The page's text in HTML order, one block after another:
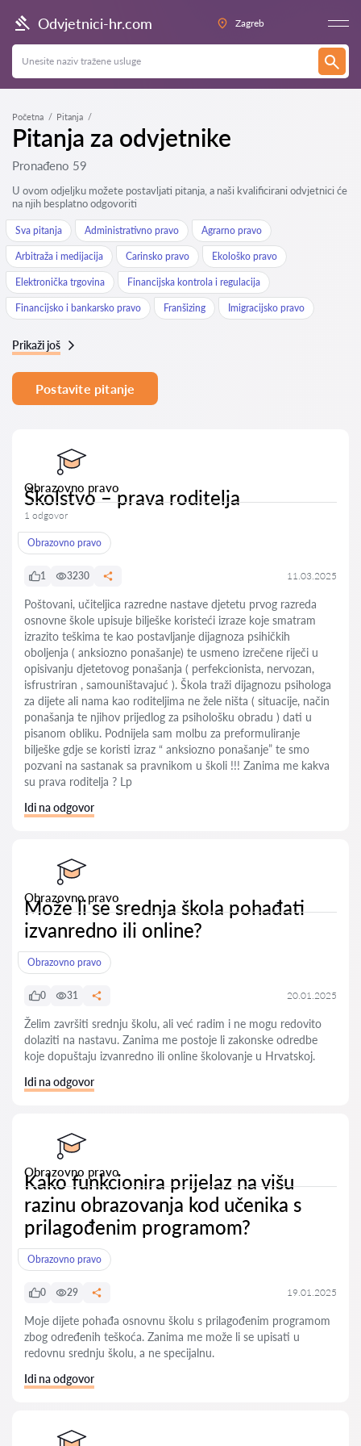
Odvjetnici-hr.com Zagreb
Početna Pitanja
Pitanja za odvjetnike
Pronađeno 59
U ovom odjeljku možete postavljati pitanja, a naši kvalificirani odvjetnici će
na njih besplatno odgovoriti
Sva pitanja Administrativno pravo Agrarno pravo
Arbitraža i medijacija Carinsko pravo Ekološko pravo
Elektronička trgovina Financijska kontrola i regulacija
Financijsko i bankarsko pravo Franšizing Imigracijsko pravo
Prikaži još
Postavite pitanje
Obrazovno pravo
Školstvo – prava roditelja
1 odgovor
Obrazovno pravo
1 3230 11.03.2025
Poštovani, učiteljica razredne nastave djetetu prvog razreda
osnovne škole upisuje bilješke koristeći izraze koje smatram
izrazito teškima te kao postavljanje dijagnoza psihičkih
oboljenja ( anksiozno ponašanje) te usmeno izrečene riječi u
opisivanju djetetovog ponašanja ( perfekcionista, nervozan,
isfrustriran , samouništavajuć ). Škola traži dijagnozu psihologa
za dijete ali nama kao roditeljima ne žele ništa ( situacije, način
ponašanja te njihov prijedlog za psihološku obradu ) dati u
pisanom obliku. Podnijela sam molbu za preformuliranje
bilješke gdje se koristi izraz “ anksiozno ponašanje” te smo
pozvani na sastanak sa pravnikom u školi !!! Zanima me kakva
su prava roditelja ? Lp
Idi na odgovor
Obrazovno pravo
Može li se srednja škola pohađati
izvanredno ili online?
Obrazovno pravo
0 31 20.01.2025
Želim završiti srednju školu, ali već radim i ne mogu redovito
dolaziti na nastavu. Zanima me postoje li zakonske odredbe
koje dopuštaju izvanredno ili online školovanje u Hrvatskoj.
Idi na odgovor
Obrazovno pravo
Kako funkcionira prijelaz na višu
razinu obrazovanja kod učenika s
prilagođenim programom?
Obrazovno pravo
0 29 19.01.2025
Moje dijete pohađa osnovnu školu s prilagođenim programom
zbog određenih teškoća. Zanima me može li se upisati u
redovnu srednju školu, a ne specijalnu.
Idi na odgovor